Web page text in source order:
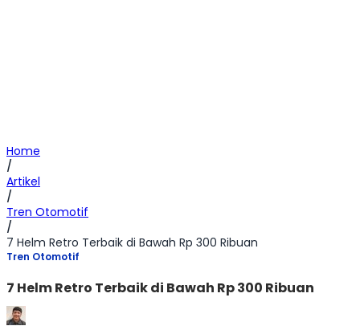
Home
/
Artikel
/
Tren Otomotif
/
7 Helm Retro Terbaik di Bawah Rp 300 Ribuan
Tren Otomotif
7 Helm Retro Terbaik di Bawah Rp 300 Ribuan